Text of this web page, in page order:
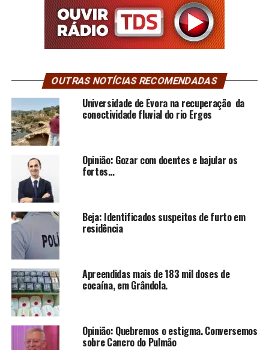
OUTRAS NOTÍCIAS RECOMENDADAS
Universidade de Évora na recuperação da
conectividade fluvial do rio Erges
Opinião: Gozar com doentes e bajular os
fortes…
Beja: Identificados suspeitos de furto em
residência
Apreendidas mais de 183 mil doses de
cocaína, em Grândola.
Opinião: Quebremos o estigma. Conversemos
sobre Cancro do Pulmão